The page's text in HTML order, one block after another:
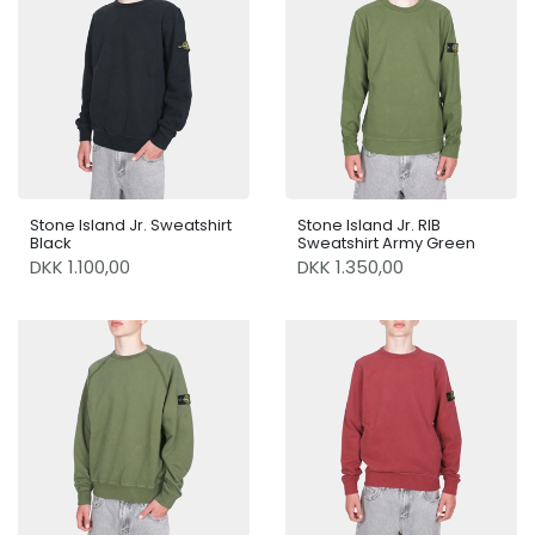
Stone Island Jr. Sweatshirt
Black
DKK 1.100,00
Stone Island Jr. RIB
Sweatshirt Army Green
DKK 1.350,00